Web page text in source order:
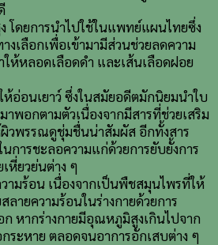
โดยการนำไปใช้ในแพทย์แผนไทยซึ่ง
เลือกเพื่อเข้ามามีส่วนช่วยลดความ
ห้หลอดเลือดดำ และเส้นเลือดฝอย
อ่อนเยาว์ ซึ่งในสมัยอดีตมักนิยมนำใบ
พอกตามตัวเนื่องจากมีสารที่ช่วยเสริม
ผิวพรรณดูชุ่มชื่นน่าสัมผัส อีกทั้งสาร
การชะลอความแก่ด้วยการยับยั้งการ
หี่ยวย่นต่าง ๆ
ามร้อน เนื่องจากเป็นพืชสมุนไพรที่ให้
ลายความร้อนในร่างกายด้วยการ
หากร่างกายมีอุณหภูมิสูงเกินไปจาก
ระหาย ตลอดจนอาการอักเสบต่าง ๆ